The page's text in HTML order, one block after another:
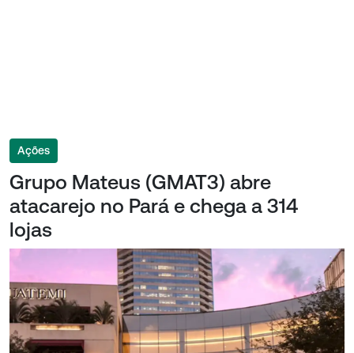
Ações
Grupo Mateus (GMAT3) abre
atacarejo no Pará e chega a 314
lojas